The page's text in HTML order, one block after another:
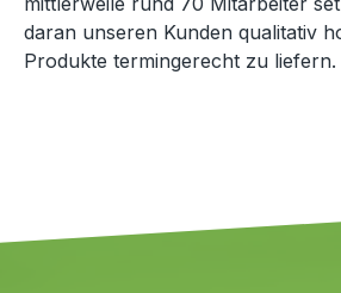
daran unseren Kunden qualitativ
Produkte termingerecht zu liefern.